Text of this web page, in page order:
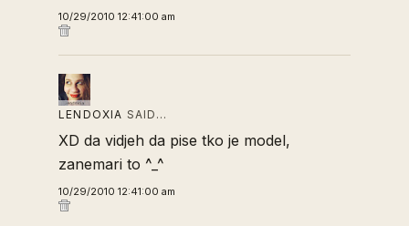
10/29/2010 12:41:00 am
LENDOXIA SAID…
XD da vidjeh da pise tko je model,
zanemari to ^_^
10/29/2010 12:41:00 am